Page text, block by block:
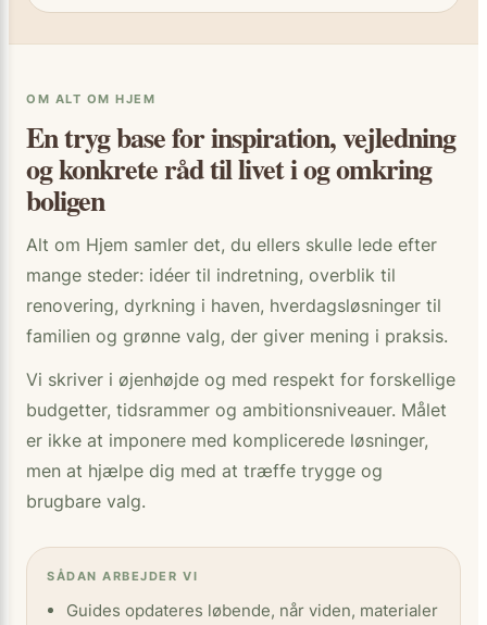
OM ALT OM HJEM
En tryg base for inspiration, vejledning
og konkrete råd til livet i og omkring
boligen
Alt om Hjem samler det, du ellers skulle lede efter
mange steder: idéer til indretning, overblik til
renovering, dyrkning i haven, hverdagsløsninger til
familien og grønne valg, der giver mening i praksis.
Vi skriver i øjenhøjde og med respekt for forskellige
budgetter, tidsrammer og ambitionsniveauer. Målet
er ikke at imponere med komplicerede løsninger,
men at hjælpe dig med at træffe trygge og
brugbare valg.
SÅDAN ARBEJDER VI
Guides opdateres løbende, når viden, materialer